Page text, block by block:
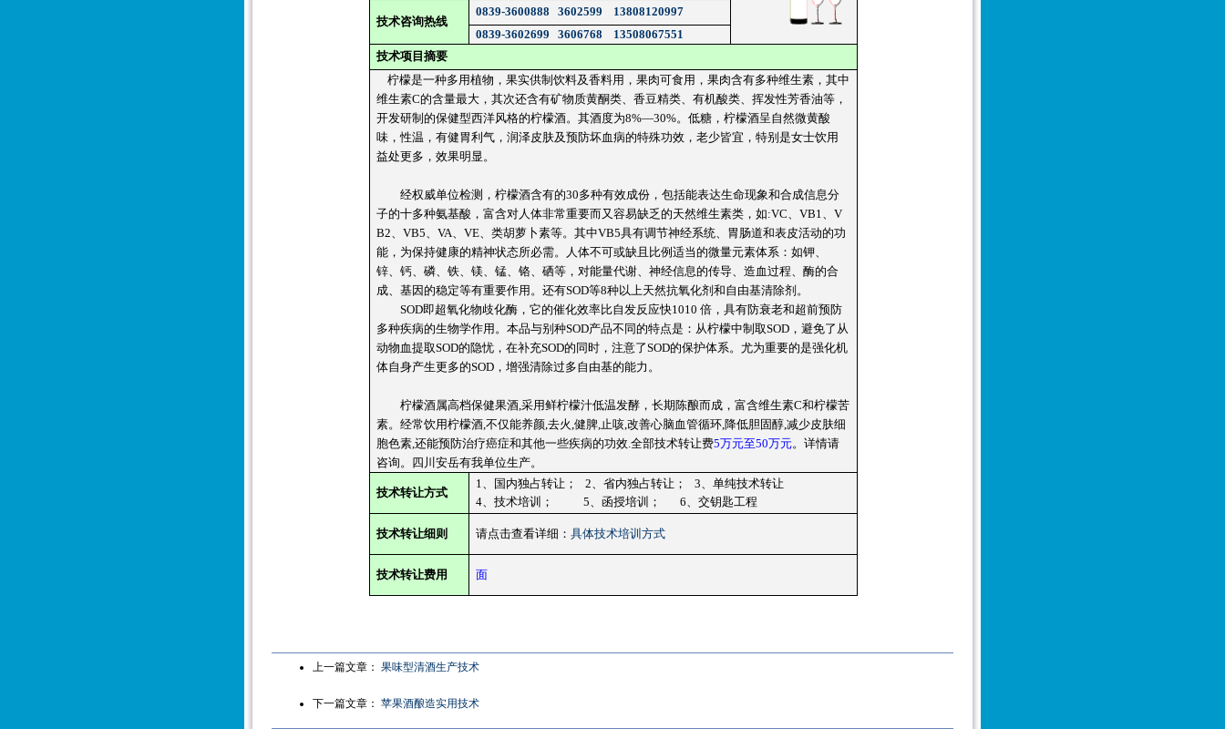
技术咨询热线
0839-3600888 3602599
13808120997
0839-3602699
3606768
13508067551
技术项目摘要
柠檬是一种多用植物，果实供制饮料及香料用，果肉可食用，果肉含有多种维生素，其中
维生素C的含量最大，其次还含有矿物质黄酮类、香豆精类、有机酸类、挥发性芳香油等，
开发研制的保健型西洋风格的柠檬酒。其酒度为8%—30%。低糖，柠檬酒呈自然微黄酸
味，性温，有健胃利气，润泽皮肤及预防坏血病的特殊功效，老少皆宜，特别是女士饮用
益处更多，效果明显。
经权威单位检测，柠檬酒含有的30多种有效成份，包括能表达生命现象和合成信息分
子的十多种氨基酸，富含对人体非常重要而又容易缺乏的天然维生素类，如:VC、VB1、V
B2、VB5、VA、VE、类胡萝卜素等。其中VB5具有调节神经系统、胃肠道和表皮活动的功
能，为保持健康的精神状态所必需。人体不可或缺且比例适当的微量元素体系：如钾、
锌、钙、磷、铁、镁、锰、铬、硒等，对能量代谢、神经信息的传导、造血过程、酶的合
成、基因的稳定等有重要作用。还有SOD等8种以上天然抗氧化剂和自由基清除剂。
SOD即超氧化物歧化酶，它的催化效率比自发反应快1010 倍，具有防衰老和超前预防
多种疾病的生物学作用。本品与别种SOD产品不同的特点是：从柠檬中制取SOD，避免了从
动物血提取SOD的隐忧，在补充SOD的同时，注意了SOD的保护体系。尤为重要的是强化机
体自身产生更多的SOD，增强清除过多自由基的能力。
柠檬酒属高档保健果酒,采用鲜柠檬汁低温发酵，长期陈酿而成，富含维生素C和柠檬苦
素。经常饮用柠檬酒,不仅能养颜,去火,健脾,止咳,改善心脑血管循环,降低胆固醇,减少皮肤细
胞色素,还能预防治疗癌症和其他一些疾病的功效.全部技术转让费5万元至50万元。详情请
咨询。四川安岳有我单位生产。
技术转让方式
1、国内独占转让； 2、省内独占转让； 3、单纯技术转让
4、技术培训； 5、函授培训； 6、交钥匙工程
技术转让细则 请点击查看详细： 具体技术培训方式
技术转让费用 面
上一篇文章： 果味型清酒生产技术
下一篇文章： 苹果酒酿造实用技术